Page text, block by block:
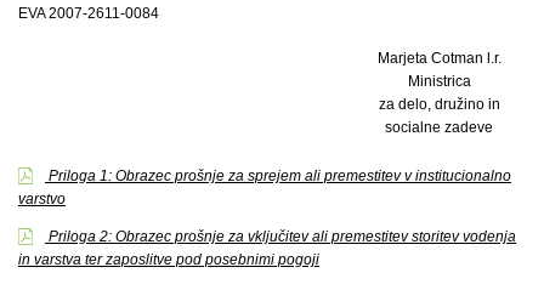
EVA 2007-2611-0084
Marjeta Cotman l.r.
Ministrica
za delo, družino in
socialne zadeve
Priloga 1: Obrazec prošnje za sprejem ali premestitev v institucionalno
varstvo
Priloga 2: Obrazec prošnje za vključitev ali premestitev storitev vodenja
in varstva ter zaposlitve pod posebnimi pogoji